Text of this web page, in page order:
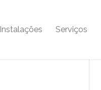
Instalações Serviços